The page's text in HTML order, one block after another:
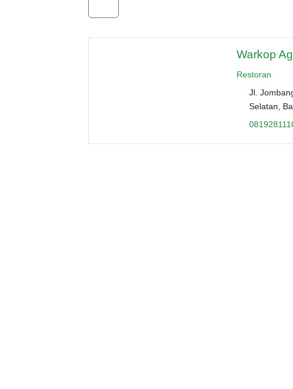
Warkop
Restoran
Jl.
Selatan,